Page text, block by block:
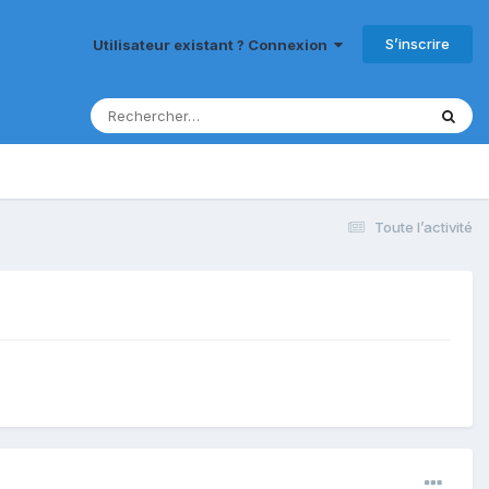
Utilisateur existant ? Connexion S’inscrire
Toute l’activité